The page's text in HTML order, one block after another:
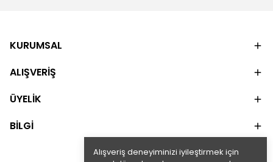
Alışveriş deneyiminizi iyileştirmek için
KURUMSAL
ALIŞVERİŞ
ÜYELİK
BİLGİ